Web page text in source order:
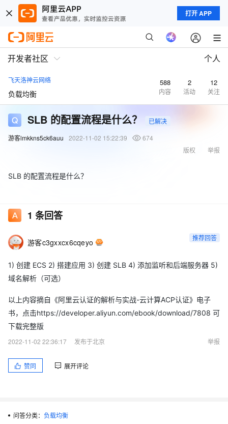
打开 APP
开发者社区 个人
飞天洛神云网络
负载均衡
588
内容
2
活动
12
关注
SLB 的配置流程是什么？
已解决
游客lmkkns5ck6auu
2022-11-02 15:22:39
674
举报
版权
SLB 的配置流程是什么？
1 条回答
游客c3gxxcx6cqeyo 推荐回答
1) 创建 ECS 2) 搭建应用 3) 创建 SLB 4) 添加监听和后端服务器 5)
域名解析（可选）
以上内容摘自《阿里云认证的解析与实战-云计算ACP认证》电子
书，点击https://developer.aliyun.com/ebook/download/7808 可
下载完整版
2022-11-02 22:36:17
发布于北京 举报
赞同 展开评论
问答分类： 负载均衡